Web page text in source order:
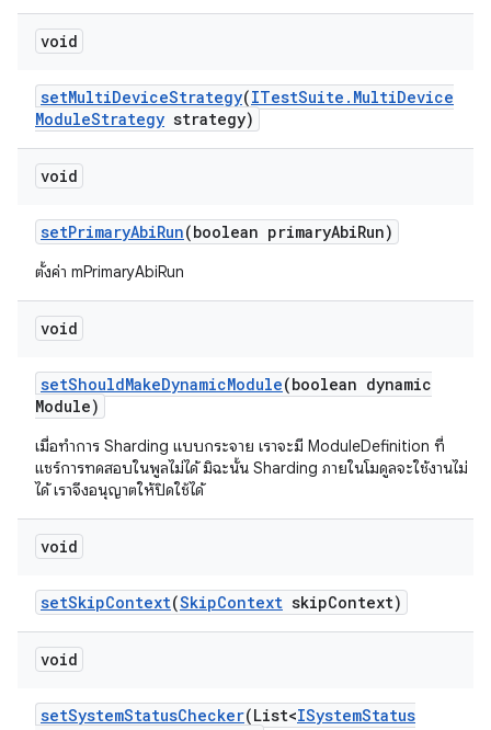
void
setMultiDeviceStrategy(ITestSuite . MultiDevice
ModuleStrategy strategy)
void
setPrimaryAbiRun(boolean primaryAbiRun)
ตั้งค่า mPrimaryAbiRun
void
setShouldMakeDynamicModule(boolean dynamic
Module)
เมื่อทำการ Sharding แบบกระจาย เราจะมี ModuleDefinition ที่
แชร์การทดสอบในพูลไม่ได้ มิฉะนั้น Sharding ภายในโมดูลจะใช้งานไม่
ได้ เราจึงอนุญาตให้ปิดใช้ได้
void
setSkipContext(SkipContext skipContext)
void
setSystemStatusChecker(List<ISystemStatus